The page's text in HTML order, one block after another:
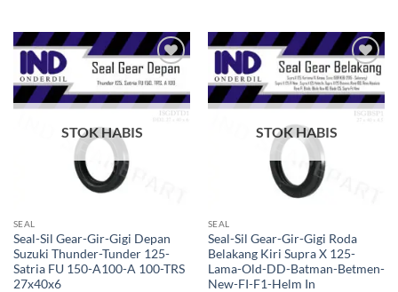
Tambahkan
ke Wishlist
STOK HABIS
SEAL
Seal-Sil Gear-Gir-Gigi Depan
Suzuki Thunder-Tunder 125-
Satria FU 150-A100-A 100-TRS
27x40x6
Tambahkan
ke Wishlist
STOK HABIS
SEAL
Seal-Sil Gear-Gir-Gigi Roda
Belakang Kiri Supra X 125-
Lama-Old-DD-Batman-Betmen-
New-FI-F1-Helm In